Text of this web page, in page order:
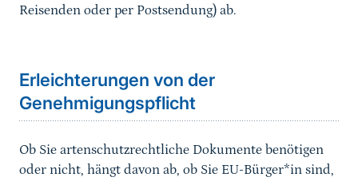
Reisenden oder per Postsendung) ab.
Erleichterungen von der
Genehmigungspflicht
Ob Sie artenschutzrechtliche Dokumente benötigen
oder nicht, hängt davon ab, ob Sie EU-Bürger*in sind,